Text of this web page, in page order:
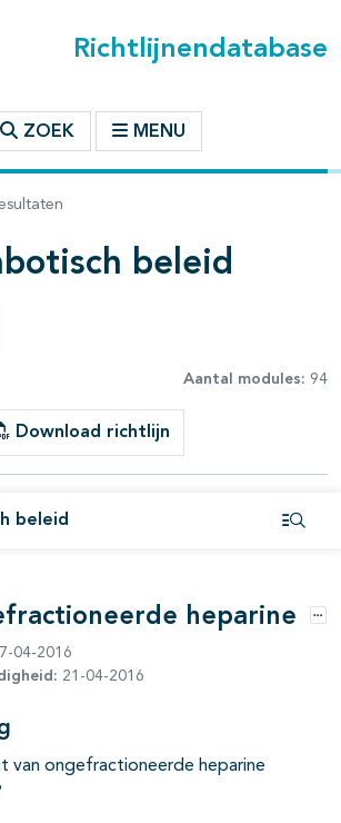
Richtlijnendatabase
ZOEK MENU
beleid
Aantal modules: 94
Download richtlijn
beleid
dichtklappen
dichtklappen
dichtklappen heparine
04-2016
21-04-2016
van ongefractioneerde heparine